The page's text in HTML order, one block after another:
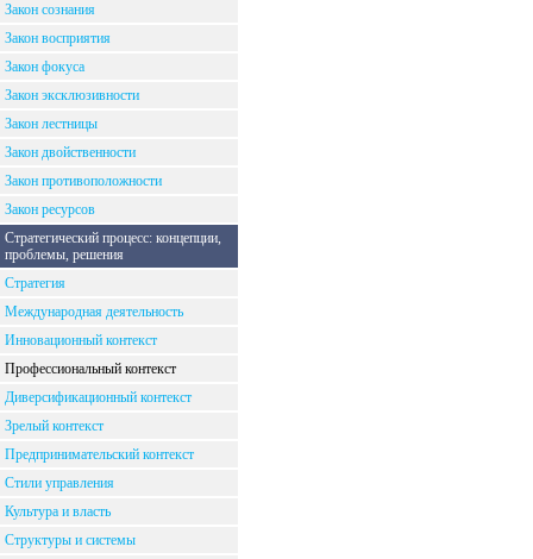
Закон сознания
Закон восприятия
Закон фокуса
Закон эксклюзивности
Закон лестницы
Закон двойственности
Закон противоположности
Закон ресурсов
Стратегический процесс: концепции,
проблемы, решения
Стратегия
Международная деятельность
Инновационный контекст
Профессиональный контекст
Диверсификационный контекст
Зрелый контекст
Предпринимательский контекст
Стили управления
Культура и власть
Структуры и системы